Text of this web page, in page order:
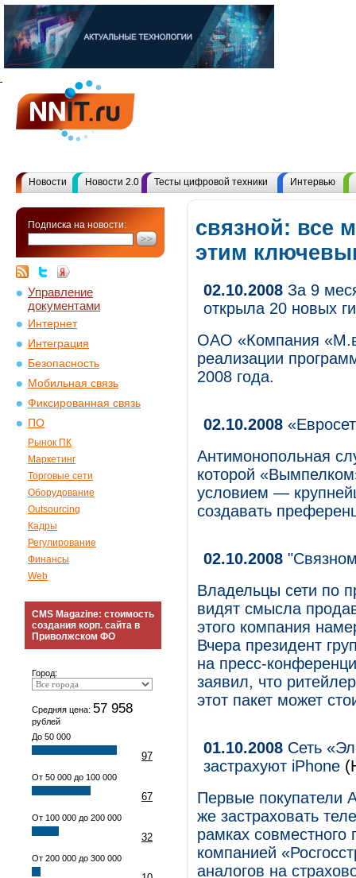
Новости Новости 2.0 Тесты цифровой техники Интервью
Подписка на новости:
Управление
документами
Интернет
Интеграция
Безопасность
Мобильная связь
Фиксированная связь
ПО
Рынок ПК
Маркетинг
Торговые сети
Оборудование
Outsourcing
Кадры
Регулирование
Финансы
Web
CMS Magazine: стоимость
создания корп. сайта в
Приволжском ФО
Город:
Средняя цена: 57 958
рублей
До 50 000
97
От 50 000 до 100 000
67
От 100 000 до 200 000
32
От 200 000 до 300 000
связной: все
этим
02.10.2008 За 9
открыла 20 новых
ОАО «Компания
реализации
2008 года.
02.10.2008
Антимонопольная
которой
условием —
создавать
02.10.2008
Владельцы сети по
видят смысла
этого компания
Вчера президент
на пресс-
заявил, что
этот пакет может
01.10.2008 Сеть
застрахуют iPhone
Первые покупатели
же застраховать
рамках совместного
компанией
аналогов на